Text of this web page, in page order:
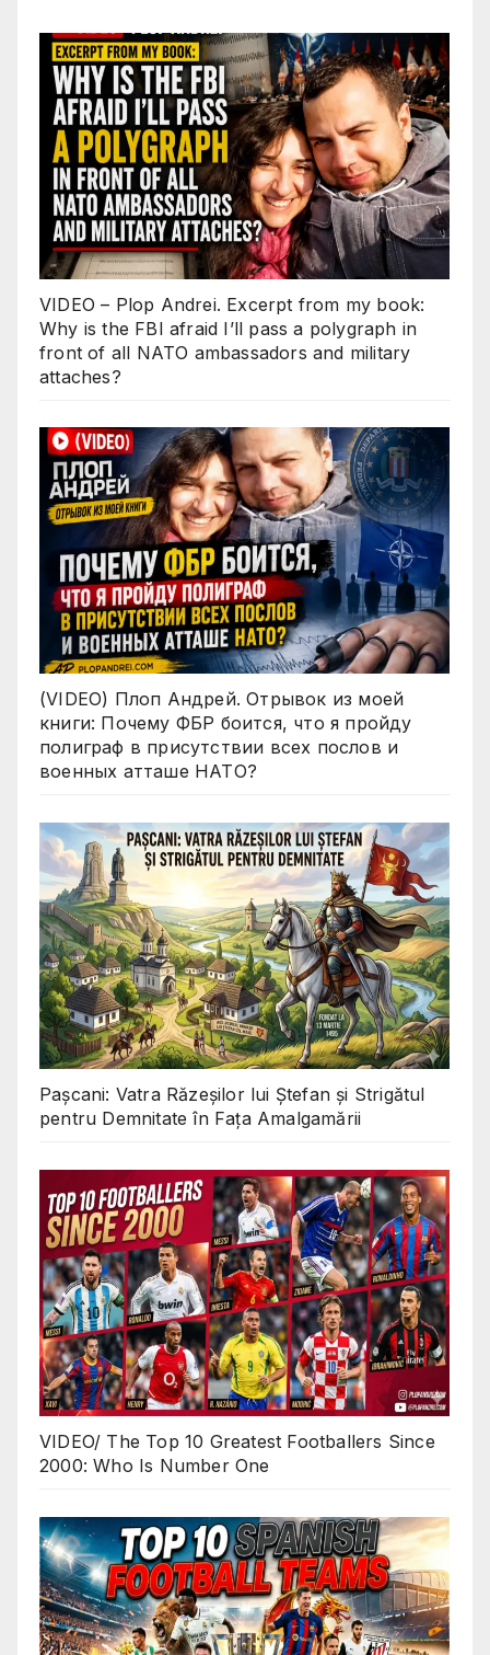
VIDEO – Plop Andrei. Excerpt from my book:
Why is the FBI afraid I’ll pass a polygraph in
front of all NATO ambassadors and military
attaches?
(VIDEO) Плоп Андрей. Отрывок из моей
книги: Почему ФБР боится, что я пройду
полиграф в присутствии всех послов и
военных атташе НАТО?
Pașcani: Vatra Răzeșilor lui Ștefan și Strigătul
pentru Demnitate în Fața Amalgamării
VIDEO/ The Top 10 Greatest Footballers Since
2000: Who Is Number One